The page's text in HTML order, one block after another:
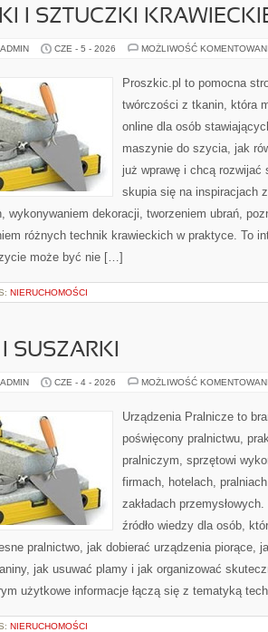
I SZTUCZKI
CZE - 5 - 2026 MOŻLIWOŚĆ
Proszkic.pl to pomocna
twórczości z tkanin, która
online dla osób
maszynie do szycia, jak
już wprawę i chcą rozwijać
skupia się na inspiracjach
wykonywaniem dekoracji, tworzeniem ubrań,
różnych technik krawieckich w praktyce. To
może być nie […]
NIERUCHOMOŚCI
SUSZARKI
CZE - 4 - 2026 MOŻLIWOŚĆ
Urządzenia Pralnicze to
poświęcony pralnictwu,
pralniczym, sprzętowi
firmach, hotelach,
zakładach
źródło wiedzy dla osób,
pralnictwo, jak dobierać urządzenia
jak usuwać plamy i jak organizować
użytkowe informacje łączą się z tematyką
NIERUCHOMOŚCI